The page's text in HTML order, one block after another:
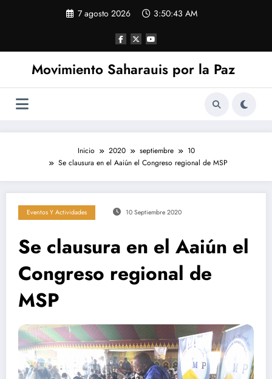
7 agosto 2026 3:50:43 AM
Movimiento Saharauis por la Paz
Inicio 2020 septiembre
10
Se clausura en el Aaiún el Congreso regional de MSP
Eventos Y Actividades 10 Septiembre 2020
Se clausura en el Aaiún el
Congreso regional de
MSP